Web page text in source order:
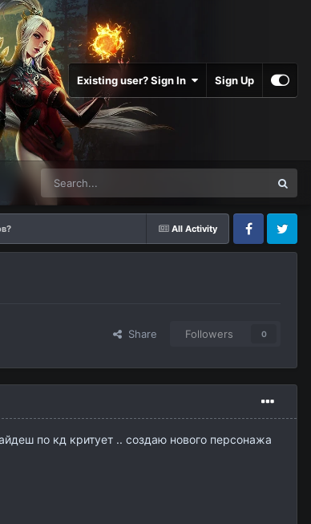
Existing user? Sign In Sign Up
All Activity
FacebookTwitter
Share Followers 0
по кд критует .. создаю нового персонажа